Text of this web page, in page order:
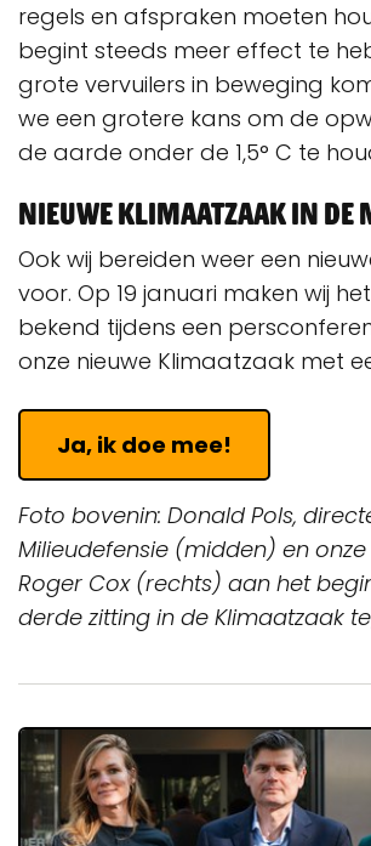
regels en afspraken moeten
begint steeds meer effect te
grote vervuilers in beweging
we een grotere kans om de
de aarde onder de 1,5° C te
Nieuwe Klimaatzaak in de
Ook wij bereiden weer een
voor. Op 19 januari maken wij
bekend tijdens een
onze nieuwe Klimaatzaak met
Ja, ik doe mee!
Foto bovenin: Donald Pols,
Milieudefensie (midden) en
Roger Cox (rechts) aan het
derde zitting in de Klimaatzaak